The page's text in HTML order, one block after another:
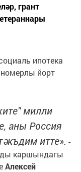
грант
ипотека
йорт
милли
аны Россия
итте». -
каршындагы
Алексей